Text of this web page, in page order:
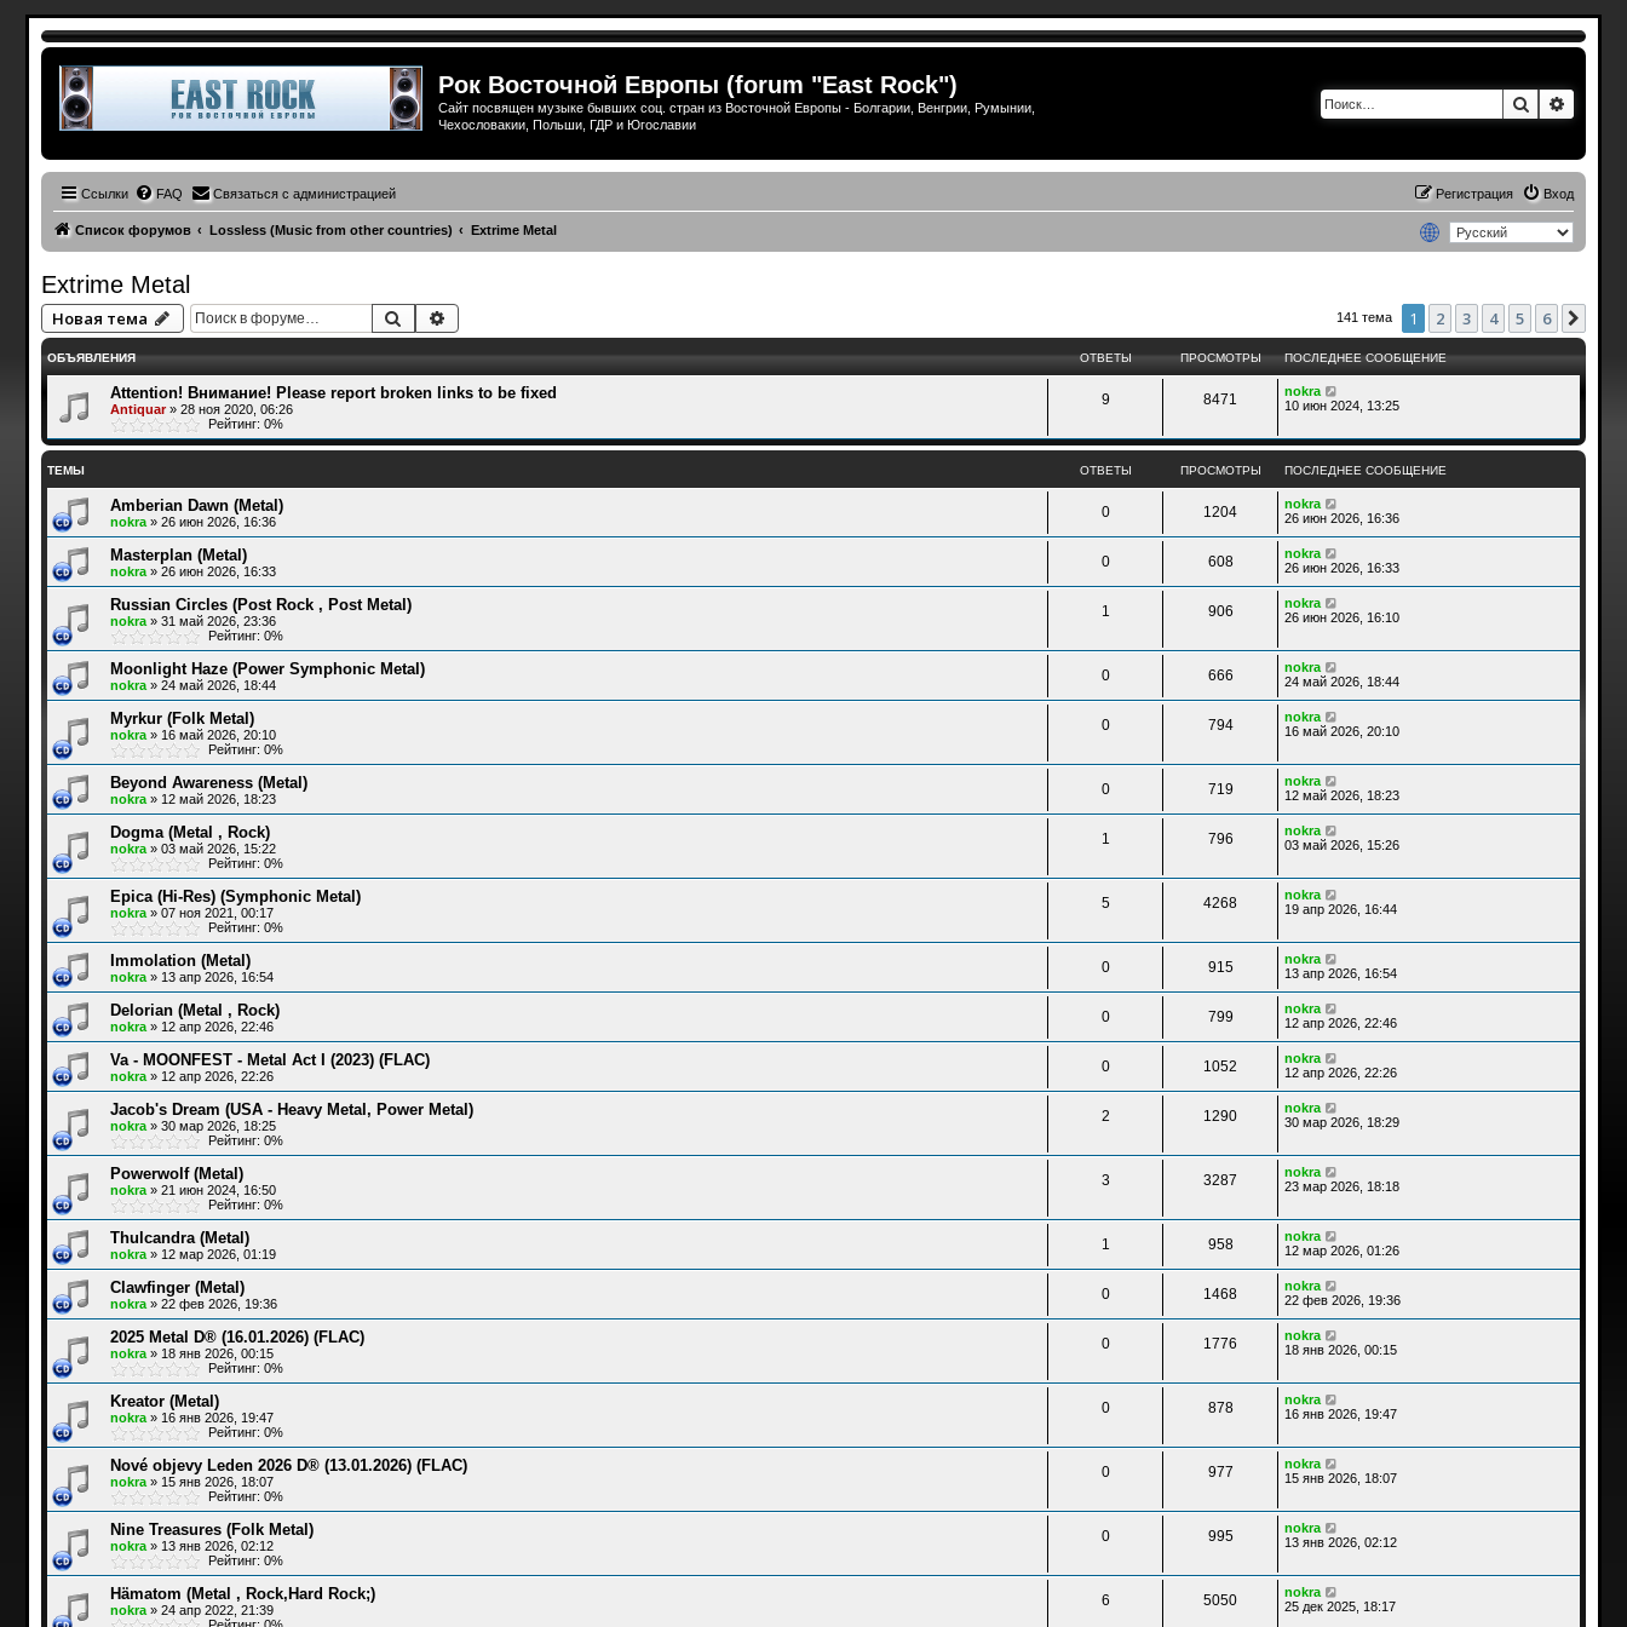
Рок Восточной Европы (forum "East Rock")
Сайт посвящен музыке бывших соц. стран из Восточной Европы - Болгарии, Венгрии, Румынии,
Чехословакии, Польши, ГДР и Югославии
Поиск
Ссылки FAQ Связаться с администрацией Вход
Регистрация
Список форумов Lossless (Music from other countries) Extrime Metal
Extrime Metal
Новая тема Поиск 141 тема 1 2 3 4 5 6
ОБЪЯВЛЕНИЯ ОТВЕТЫ ПРОСМОТРЫ ПОСЛЕДНЕЕ СООБЩЕНИЕ
Attention! Внимание! Please report broken links to be fixed
Antiquar» 28 ноя 2020, 06:26
Рейтинг: 0%
9 8471
nokra
10 июн 2024, 13:25
ТЕМЫ ОТВЕТЫ ПРОСМОТРЫ ПОСЛЕДНЕЕ СООБЩЕНИЕ
Amberian Dawn (Metal)
nokra» 26 июн 2026, 16:36
0 1204
nokra
26 июн 2026, 16:36
Masterplan (Metal)
nokra» 26 июн 2026, 16:33
0 608
nokra
26 июн 2026, 16:33
Russian Circles (Post Rock , Post Metal)
nokra» 31 май 2026, 23:36
Рейтинг: 0%
1 906
nokra
26 июн 2026, 16:10
Moonlight Haze (Power Symphonic Metal)
nokra» 24 май 2026, 18:44
0 666
nokra
24 май 2026, 18:44
Myrkur (Folk Metal)
nokra» 16 май 2026, 20:10
Рейтинг: 0%
0 794
nokra
16 май 2026, 20:10
Beyond Awareness (Metal)
nokra» 12 май 2026, 18:23
0 719
nokra
12 май 2026, 18:23
Dogma (Metal , Rock)
nokra» 03 май 2026, 15:22
Рейтинг: 0%
1 796
nokra
03 май 2026, 15:26
Epica (Hi-Res) (Symphonic Metal)
nokra» 07 ноя 2021, 00:17
Рейтинг: 0%
5 4268
nokra
19 апр 2026, 16:44
Immolation (Metal)
nokra» 13 апр 2026, 16:54
0 915
nokra
13 апр 2026, 16:54
Delorian (Metal , Rock)
nokra» 12 апр 2026, 22:46
0 799
nokra
12 апр 2026, 22:46
Va - MOONFEST - Metal Act I (2023) (FLAC)
nokra» 12 апр 2026, 22:26
0 1052
nokra
12 апр 2026, 22:26
Jacob's Dream (USA - Heavy Metal, Power Metal)
nokra» 30 мар 2026, 18:25
Рейтинг: 0%
2 1290
nokra
30 мар 2026, 18:29
Powerwolf (Metal)
nokra» 21 июн 2024, 16:50
Рейтинг: 0%
3 3287
nokra
23 мар 2026, 18:18
Thulcandra (Metal)
nokra» 12 мар 2026, 01:19
1 958
nokra
12 мар 2026, 01:26
Clawfinger (Metal)
nokra» 22 фев 2026, 19:36
0 1468
nokra
22 фев 2026, 19:36
2025 Metal D® (16.01.2026) (FLAC)
nokra» 18 янв 2026, 00:15
Рейтинг: 0%
0 1776
nokra
18 янв 2026, 00:15
Kreator (Metal)
nokra» 16 янв 2026, 19:47
Рейтинг: 0%
0 878
nokra
16 янв 2026, 19:47
Nové objevy Leden 2026 D® (13.01.2026) (FLAC)
nokra» 15 янв 2026, 18:07
Рейтинг: 0%
0 977
nokra
15 янв 2026, 18:07
Nine Treasures (Folk Metal)
nokra» 13 янв 2026, 02:12
Рейтинг: 0%
0 995
nokra
13 янв 2026, 02:12
Hämatom (Metal , Rock,Hard Rock;)
nokra» 24 апр 2022, 21:39
Рейтинг: 0%
6 5050
nokra
25 дек 2025, 18:17